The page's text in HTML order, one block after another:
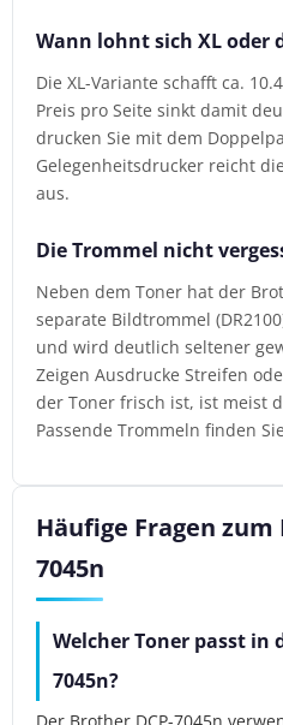
Wann lohnt sich XL oder
Die XL-Variante schafft ca.
Preis pro Seite sinkt damit
drucken Sie mit dem
Gelegenheitsdrucker reicht
aus.
Die Trommel nicht
Neben dem Toner hat der
separate Bildtrommel
und wird deutlich seltener
Zeigen Ausdrucke Streifen
der Toner frisch ist, ist meist
Passende Trommeln finden
Häufige Fragen zum
7045n
Welcher Toner passt in
7045n?